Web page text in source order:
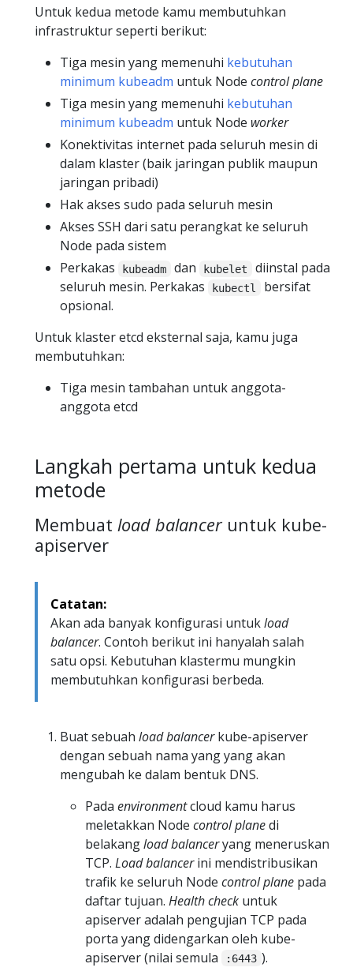
Untuk kedua metode kamu membutuhkan
infrastruktur seperti berikut:
Tiga mesin yang memenuhi kebutuhan
minimum kubeadm untuk Node control plane
Tiga mesin yang memenuhi kebutuhan
minimum kubeadm untuk Node worker
Konektivitas internet pada seluruh mesin di
dalam klaster (baik jaringan publik maupun
jaringan pribadi)
Hak akses sudo pada seluruh mesin
Akses SSH dari satu perangkat ke seluruh
Node pada sistem
Perkakas
kubeadm dan kubelet
diinstal pada
seluruh mesin. Perkakas
kubectl
bersifat
opsional.
Untuk klaster etcd eksternal saja, kamu juga
membutuhkan:
Tiga mesin tambahan untuk anggota-
anggota etcd
Langkah pertama untuk kedua
metode
Membuat load balanceruntuk kube-
apiserver
Catatan:
Akan ada banyak konfigurasi untukload
balancer. Contoh berikut ini hanyalah salah
satu opsi. Kebutuhan klastermu mungkin
membutuhkan konfigurasi berbeda.
Buat sebuah load balancerkube-apiserver
dengan sebuah nama yang yang akan
mengubah ke dalam bentuk DNS.
Pada environmentcloud kamu harus
meletakkan Node control planedi
belakangload balanceryang meneruskan
TCP. Load balancerini mendistribusikan
trafik ke seluruh Node control plane pada
daftar tujuan. Health check untuk
apiserver adalah pengujian TCP pada
porta yang didengarkan oleh kube-
apiserver (nilai semula
:6443 ).